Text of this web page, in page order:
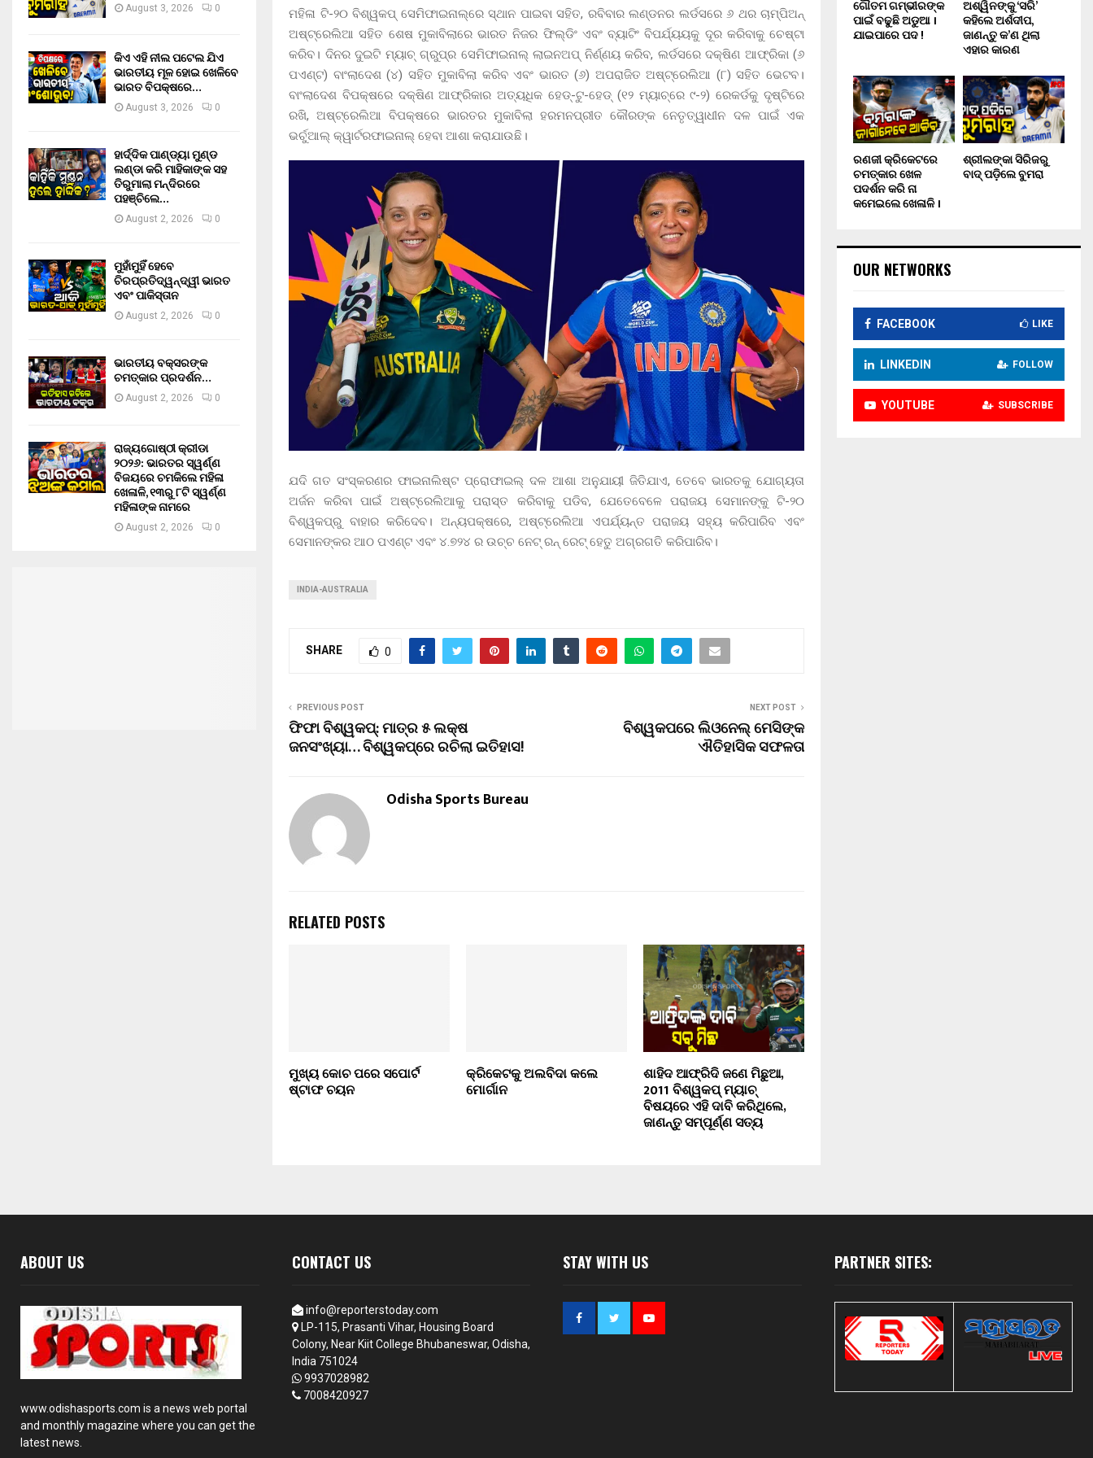
ମହିଳା ଟି-୨୦ ବିଶ୍ୱକପ୍ ସେମିଫାଇନାଲ୍‌ରେ ସ୍ଥାନ ପାଇବା ସହିତ, ରବିବାର ଲଣ୍ଡନର ଲର୍ଡସରେ ୬ ଥର ଚାମ୍ପିଅନ୍
ଅଷ୍ଟ୍ରେଲିଆ ସହିତ ଶେଷ ମୁକାବିଲାରେ ଭାରତ ନିଜର ଫିଲ୍ଡିଂ ଏବଂ ବ୍ୟାଟିଂ ବିପର୍ଯ୍ୟୟକୁ ଦୂର କରିବାକୁ ଚେଷ୍ଟା
କରିବ। ଦିନର ଦୁଇଟି ମ୍ୟାଚ୍ ଗ୍ରୁପ୍‌ର ସେମିଫାଇନାଲ୍ ଲାଇନଅପ୍ ନିର୍ଣ୍ଣୟ କରିବ, ଲର୍ଡସରେ ଦକ୍ଷିଣ ଆଫ୍ରିକା (୬
ପଏଣ୍ଟ) ବାଂଲାଦେଶ (୪) ସହିତ ମୁକାବିଲା କରିବ ଏବଂ ଭାରତ (୬) ଅପରାଜିତ ଅଷ୍ଟ୍ରେଲିଆ (୮) ସହିତ ଭେଟବ।
ବାଂଲାଦେଶ ବିପକ୍ଷରେ ଦକ୍ଷିଣ ଆଫ୍ରିକାର ଅତ୍ୟଧିକ ହେଡ୍-ଟୁ-ହେଡ୍ (୧୨ ମ୍ୟାଚ୍‌ରେ ୯-୨) ରେକର୍ଡକୁ ଦୃଷ୍ଟିରେ
ରଖି, ଅଷ୍ଟ୍ରେଲିଆ ବିପକ୍ଷରେ ଭାରତର ମୁକାବିଲା ହରମନପ୍ରୀତ କୌରଙ୍କ ନେତୃତ୍ୱାଧୀନ ଦଳ ପାଇଁ ଏକ
ଭର୍ଚୁଆଲ୍ କ୍ୱାର୍ଟରଫାଇନାଲ୍ ହେବା ଆଶା କରାଯାଉଛି।
ଯଦି ଗତ ସଂସ୍କରଣର ଫାଇନାଲିଷ୍ଟ ପ୍ରୋଫାଇଲ୍ ଦଳ ଆଶା ଅନୁଯାୟୀ ଜିତିଯାଏ, ତେବେ ଭାରତକୁ ଯୋଗ୍ୟତା
ଅର୍ଜନ କରିବା ପାଇଁ ଅଷ୍ଟ୍ରେଲିଆକୁ ପରାସ୍ତ କରିବାକୁ ପଡିବ, ଯେତେବେଳେ ପରାଜୟ ସେମାନଙ୍କୁ ଟି-୨୦
ବିଶ୍ୱକପ୍‌ରୁ ବାହାର କରିଦେବ। ଅନ୍ୟପକ୍ଷରେ, ଅଷ୍ଟ୍ରେଲିଆ ଏପର୍ଯ୍ୟନ୍ତ ପରାଜୟ ସହ୍ୟ କରିପାରିବ ଏବଂ
ସେମାନଙ୍କର ଆଠ ପଏଣ୍ଟ ଏବଂ ୪.୭୨୪ ର ଉଚ୍ଚ ନେଟ୍ ରନ୍ ରେଟ୍ ହେତୁ ଅଗ୍ରଗତି କରିପାରିବ।
INDIA-AUSTRALIA
SHARE 0
PREVIOUS POST
ଫିଫା ବିଶ୍ୱକପ୍: ମାତ୍ର ୫ ଲକ୍ଷ
ଜନସଂଖ୍ୟା… ବିଶ୍ୱକପ୍‌ରେ ରଚିଲା ଇତିହାସ!
NEXT POST
ବିଶ୍ୱକପରେ ଲିଓନେଲ୍ ମେସିଙ୍କ
ଐତିହାସିକ ସଫଳତା
Odisha Sports Bureau
RELATED POSTS
ମୁଖ୍ୟ କୋଚ ପରେ ସପୋର୍ଟ
ଷ୍ଟାଫ ଚୟନ
କ୍ରିକେଟକୁ ଅଲବିଦା କଲେ
ମୋର୍ଗାନ
ଶାହିଦ ଆଫ୍ରିଦି ଜଣେ ମିଛୁଆ,
2011 ବିଶ୍ୱକପ୍ ମ୍ୟାଚ୍
ବିଷୟରେ ଏହି ଦାବି କରିଥିଲେ,
ଜାଣନ୍ତୁ ସମ୍ପୂର୍ଣ୍ଣ ସତ୍ୟ
August 3, 2026 0
କିଏ ଏହି ନୀଲ ପଟେଲ ଯିଏ
ଭାରତୀୟ ମୂଳ ହୋଇ ଖେଳିବେ
ଭାରତ ବିପକ୍ଷରେ…
August 3, 2026 0
ହାର୍ଦ୍ଦିକ ପାଣ୍ଡ୍ୟା ମୁଣ୍ଡ
ଲଣ୍ଡା କରି ମାହିକାଙ୍କ ସହ
ତିରୁମାଲା ମନ୍ଦିରରେ
ପହଞ୍ଚିଲେ…
August 2, 2026 0
ମୁହାଁମୁହିଁ ହେବେ
ଚିରପ୍ରତିଦ୍ୱନ୍ଦ୍ୱୀ ଭାରତ
ଏବଂ ପାକିସ୍ତାନ
August 2, 2026 0
ଭାରତୀୟ ବକ୍ସରଙ୍କ
ଚମତ୍କାର ପ୍ରଦର୍ଶନ…
August 2, 2026 0
ରାଜ୍ୟଗୋଷ୍ଠୀ କ୍ରୀଡା
୨୦୨୬: ଭାରତର ସ୍ୱର୍ଣ୍ଣ
ବିଜୟରେ ଚମକିଲେ ମହିଳା
ଖେଳାଳି, ୧୩ରୁ ୮ଟି ସ୍ୱର୍ଣ୍ଣ
ମହିଳାଙ୍କ ନାମରେ
August 2, 2026 0
ଗୌତମ ଗମ୍ଭୀରଙ୍କ
ପାଇଁ ବଢୁଛି ଅଡୁଆ ।
ଯାଇପାରେ ପଦ !
ଅଶ୍ୱିନଙ୍କୁ ‘ସରି’
କହିଲେ ଅର୍ଶଦୀପ,
ଜାଣନ୍ତୁ କ’ଣ ଥିଲା
ଏହାର କାରଣ
ରଣଜୀ କ୍ରିକେଟରେ
ଚମତ୍କାର ଖେଳ
ପଦର୍ଶନ କରି ନା
କମେଇଲେ ଖେଳାଳି ।
ଶ୍ରୀଲଙ୍କା ସିରିଜରୁ
ବାଦ୍ ପଡ଼ିଲେ ବୁମରା
OUR NETWORKS
FACEBOOK LIKE
LINKEDIN FOLLOW
YOUTUBE SUBSCRIBE
ABOUT US
www.odishasports.com is a news web portal
and monthly magazine where you can get the
latest news.
CONTACT US
info@reporterstoday.com
LP-115, Prasanti Vihar, Housing Board
Colony, Near Kiit College Bhubaneswar, Odisha,
India 751024
9937028982
7008420927
STAY WITH US PARTNER SITES: